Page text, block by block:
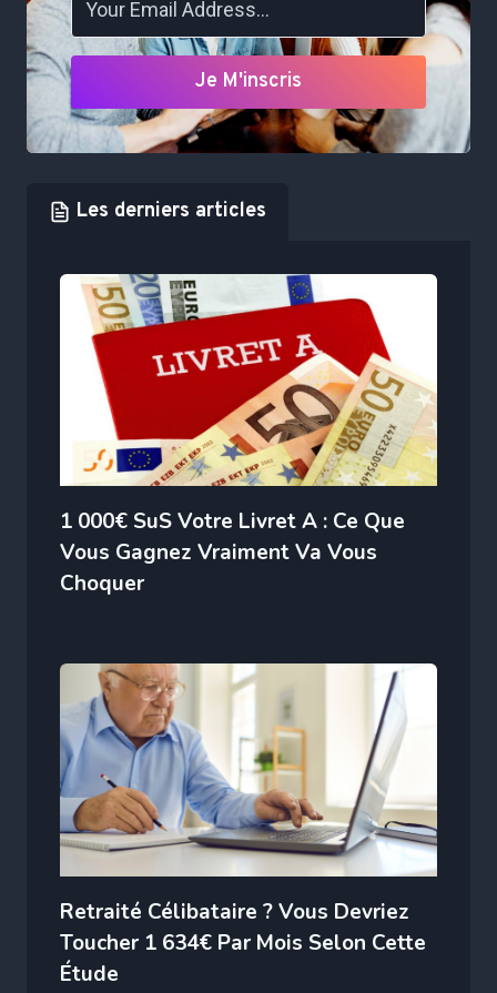
Je M'inscris
Les derniers articles
1 000€ SuS Votre Livret A : Ce Que
Vous Gagnez Vraiment Va Vous
Choquer
Retraité Célibataire ? Vous Devriez
Toucher 1 634€ Par Mois Selon Cette
Étude